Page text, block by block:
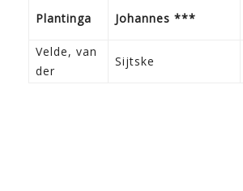
Plantinga Johannes ***
Velde, van
der
Sijtske